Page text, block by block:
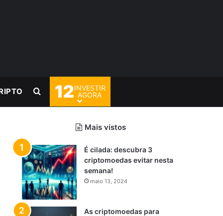
Procurar por
12INVESTIR
AGORA
Mais vistos
É cilada: descubra 3
criptomoedas evitar nesta
semana!
maio 13, 2024
As criptomoedas para